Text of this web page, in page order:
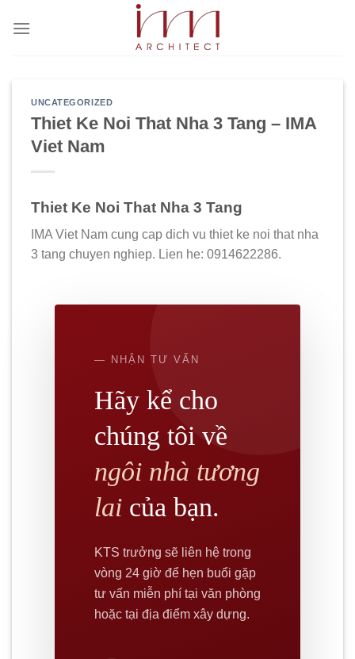
qua
UNCATEGORIZED
Thiet Ke Noi That Nha 3 Tang – IMA
Viet Nam
Thiet Ke Noi That Nha 3 Tang
IMA Viet Nam cung cap dich vu thiet ke noi that nha
3 tang chuyen nghiep. Lien he: 0914622286.
— NHẬN TƯ VẤN
Hãy kể cho
chúng tôi về
ngôi nhà tương
lai của bạn.
KTS trưởng sẽ liên hệ trong
vòng 24 giờ để hẹn buổi gặp
tư vấn miễn phí tại văn phòng
hoặc tại địa điểm xây dựng.